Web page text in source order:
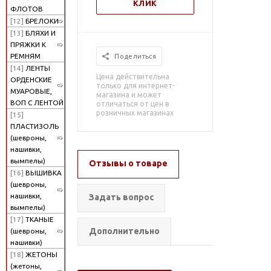
ФЛОТОВ
[12] БРЕЛОКИ
[13] БЛЯХИ И
ПРЯЖКИ К
РЕМНЯМ
[14] ЛЕНТЫ
ОРДЕНСКИЕ
МУАРОВЫЕ,
ВОП С ЛЕНТОЙ
[15]
ПЛАСТИЗОЛЬ
(шевроны,
нашивки,
вымпелы)
[16] ВЫШИВКА
(шевроны,
нашивки,
вымпелы)
[17] ТКАНЫЕ
(шевроны,
нашивки)
[18] ЖЕТОНЫ
(жетоны,
КЛИК
Поделиться
Цена действительна
только для интернет-
магазина и может
отличаться от цен в
розничных магазинах
Отзывы о товаре
Задать вопрос
Дополнительно